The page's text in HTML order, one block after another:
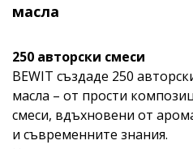
масла
250 авторски смеси
BEWIT създаде 250
масла – от прости
смеси, вдъхновени от
и съвременните знания.